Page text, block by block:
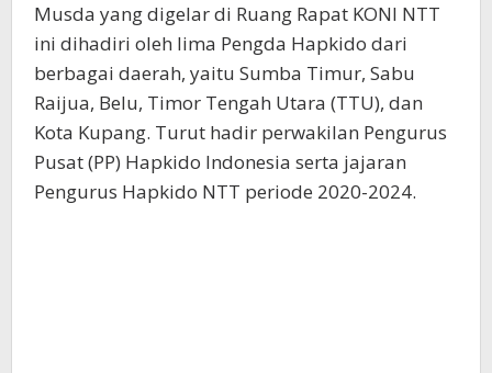
Musda yang digelar di Ruang Rapat KONI NTT
ini dihadiri oleh lima Pengda Hapkido dari
berbagai daerah, yaitu Sumba Timur, Sabu
Raijua, Belu, Timor Tengah Utara (TTU), dan
Kota Kupang. Turut hadir perwakilan Pengurus
Pusat (PP) Hapkido Indonesia serta jajaran
Pengurus Hapkido NTT periode 2020-2024.